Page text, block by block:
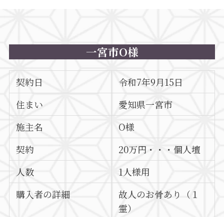
一宮市O様
契約日
令和7年9月15日
住まい
愛知県一宮市
施主名
O様
契約
20万円・・・個人壇
人数
1人様用
購入者の詳細
故人のお骨あり（１
霊）